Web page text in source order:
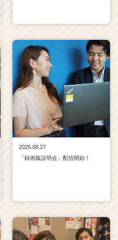
2025.08.27
「録画版説明会」配信開始！